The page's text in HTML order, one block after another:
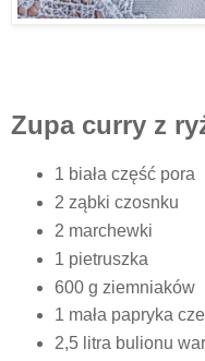
Zupa curry z
1 biała część pora
2 ząbki czosnku
2 marchewki
1 pietruszka
600 g ziemniaków
1 mała papryka
2,5 litra bulionu